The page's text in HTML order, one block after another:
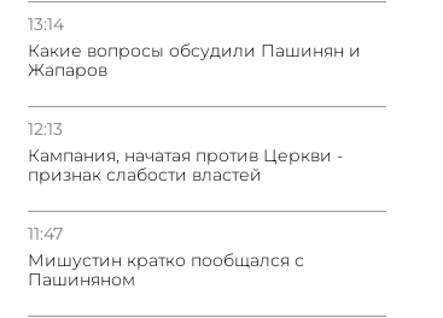
13:14
Какие вопросы обсудили Пашинян и
Жапаров
12:13
Кампания, начатая против Церкви -
признак слабости властей
11:47
Мишустин кратко пообщался с
Пашиняном